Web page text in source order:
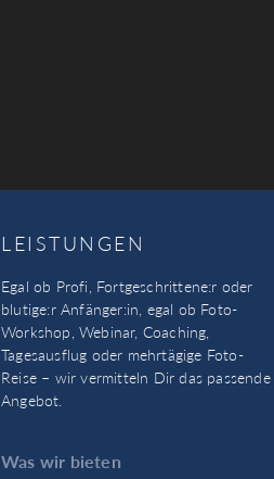
LEISTUNGEN
Egal ob Profi, Fortgeschrittene:r oder
blutige:r Anfänger:in, egal ob Foto-
Workshop, Webinar, Coaching,
Tagesausflug oder mehrtägige Foto-
Reise – wir vermitteln Dir das passende
Angebot.
Was wir bieten